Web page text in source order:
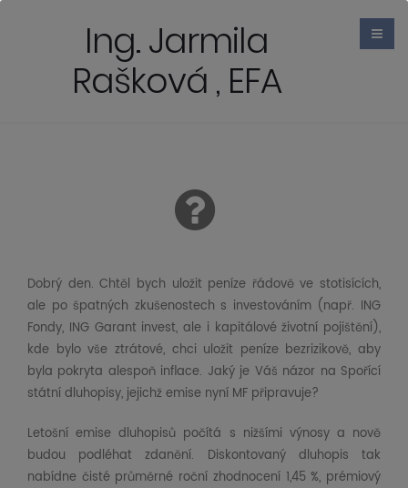
Ing. Jarmila
Rašková , EFA
Dobrý den. Chtěl bych uložit peníze řádově ve stotisících,
ale po špatných zkušenostech s investováním (např. ING
Fondy, ING Garant invest, ale i kapitálové životní pojištění),
kde bylo vše ztrátové, chci uložit peníze bezrizikově, aby
byla pokryta alespoň inflace. Jaký je Váš názor na Spořící
státní dluhopisy, jejichž emise nyní MF připravuje?
Letošní emise dluhopisů počítá s nižšími výnosy a nově
budou podléhat zdanění. Diskontovaný dluhopis tak
nabídne čisté průměrné roční zhodnocení 1,45 %, prémiový